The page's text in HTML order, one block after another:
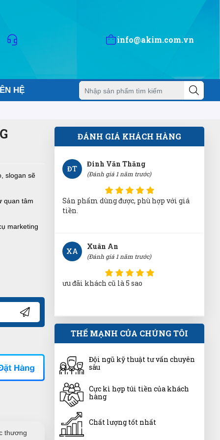
info@akim.com.vn
HỆ
slogan sẽ
quan tâm
marketing
thương
ĐÁNH GIÁ KHÁCH HÀNG
Lần đầu đến nhưng rất hài lòng về cung
cách phục vụ tại đây
Hoàng Thành
(Đánh giá 1 năm trước)
cách chuyên nghiệp
ĐT
Đinh Văn Thăng
(Đánh giá 1 năm trước)
Sản phẩm dùng được, phù hợp với giá
tiền.
XA
Xuân An
(Đánh giá 1 năm trước)
ưu đãi khách cũ là 5 sao
TH
Trần Hiền
(Đánh giá 1 năm trước)
Hướng dẫn đo size đầy đủ chi tiết, rất
chuẩn
NN
(Đánh giá 1 năm trước)
THẾ MẠNH CỦA CHÚNG TÔI
Đội ngũ kỹ thuật tư vấn chuyên
sâu
Cực kì hợp túi tiền của khách
hàng
Chất lượng tốt nhất